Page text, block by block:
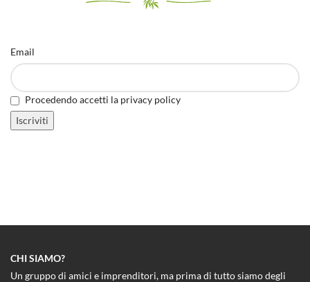
Email
Procedendo accetti la privacy policy
CHI SIAMO?
Un gruppo di amici e imprenditori, ma prima di tutto siamo degli